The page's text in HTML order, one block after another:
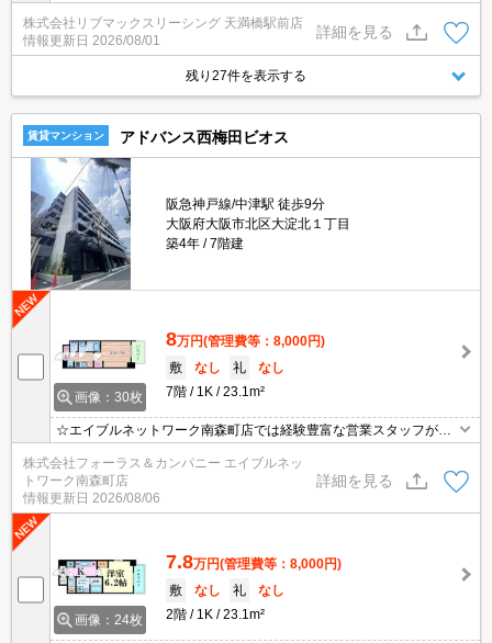
期費用クレジット決済可能★保証人不要★
株式会社リブマックスリーシング 天満橋駅前店
情報更新日 2026/08/01
詳細を見る
残り27件を表示する
賃貸マンション アドバンス西梅田ビオス
阪急神戸線/中津駅 徒歩9分
大阪府大阪市北区大淀北１丁目
築4年
7階建
画像：30枚
8万円(管理費等：8,000円)
敷
なし 礼
なし
7階
1K 23.1m²
☆エイブルネットワーク南森町店では経験豊富な営業スタッフが多
現地付近にて待ち合わせをさせていただきご内覧いただくサービス
や、主要駅までのお迎えサービスも実施中です☆詳しくは「エイブ
ルネットワーク南森町店」０１２０－８２１－２６０にお気軽にお
株式会社フォーラス＆カンパニー エイブルネッ
トワーク南森町店
情報更新日 2026/08/06
詳細を見る
画像：24枚
7.8万円(管理費等：8,000円)
敷
なし 礼
なし
2階
1K 23.1m²